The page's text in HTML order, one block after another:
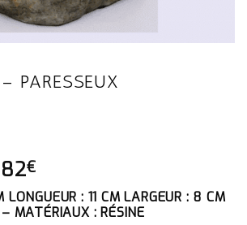
PARESSEUX
€LE
PRIX
ACTUEL
LONGUEUR : 11 CM LARGEUR : 8 CM
MATÉRIAUX : RÉSINE